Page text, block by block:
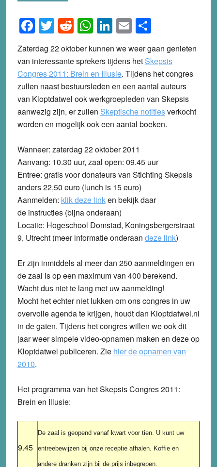
Facebook
Twitter
Reddit
WhatsApp
LinkedIn
EmailShare
Zaterdag 22 oktober kunnen we weer gaan genieten
van interessante sprekers tijdens het Skepsis
Congres 2011: Brein en Illusie. Tijdens het congres
zullen naast bestuursleden en een aantal auteurs
van Kloptdatwel ook werkgroepleden van Skepsis
aanwezig zijn, er zullen Skeptische notitiesverkocht
worden en mogelijk ook een aantal boeken.
Wanneer: zaterdag 22 oktober 2011
Aanvang: 10.30 uur, zaal open: 09.45 uur
Entree: gratis voor donateurs van Stichting Skepsis
anders 22,50 euro (lunch is 15 euro)
Aanmelden: klik deze linken bekijk daar
de instructies (bijna onderaan)
Locatie: Hogeschool Domstad, Koningsbergerstraat
9, Utrecht (meer informatie onderaan deze link)
Er zijn inmiddels al meer dan 250 aanmeldingen en
de zaal is op een maximum van 400 berekend.
Wacht dus niet te lang met uw aanmelding!
Mocht het echter niet lukken om ons congres in uw
overvolle agenda te krijgen, houdt dan Kloptdatwel.nl
in de gaten. Tijdens het congres willen we ook dit
jaar weer simpele video-opnamen maken en deze op
Kloptdatwel publiceren. Zie hier de opnamen van
2010.
Het programma van het Skepsis Congres 2011:
Brein en Illusie:
9.45
De zaal is geopend vanaf kwart voor tien. U kunt uw
entreebewijzen bij onze receptie afhalen. Koffie en
andere dranken zijn bij de prijs inbegrepen.